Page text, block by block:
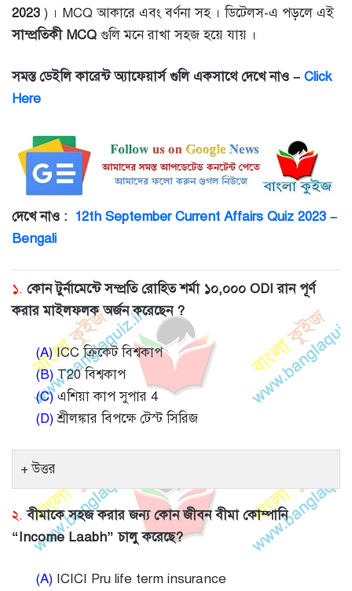
2023 ) । MCQ আকারে এবং বর্ণনা সহ । ডিটেলস-এ পড়লে এই
সাম্প্রতিকী MCQ গুলি মনে রাখা সহজ হয়ে যায় ।
সমস্ত ডেইলি কারেন্ট অ্যাফেয়ার্স গুলি একসাথে দেখে নাও – Click
Here
দেখে নাও : 12th September Current Affairs Quiz 2023 –
Bengali
১. কোন টুর্নামেন্টে সম্প্রতি রোহিত শর্মা ১০,০০০ ODI রান পূর্ণ
করার মাইলফলক অর্জন করেছেন ?
(A)ICC ক্রিকেট বিশ্বকাপ
(B)T20 বিশ্বকাপ
(C)এশিয়া কাপ সুপার 4
(D)শ্রীলঙ্কার বিপক্ষে টেস্ট সিরিজ
উত্তর
২. বীমাকে সহজ করার জন্য কোন জীবন বীমা কোম্পানি
“Income Laabh” চালু করেছে?
(A) ICICI Pru life term insurance